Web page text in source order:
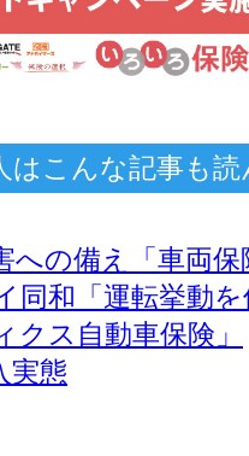
はこんな記事も
への備え「車両保
同和「運転挙動
ス自動車保険」
実態